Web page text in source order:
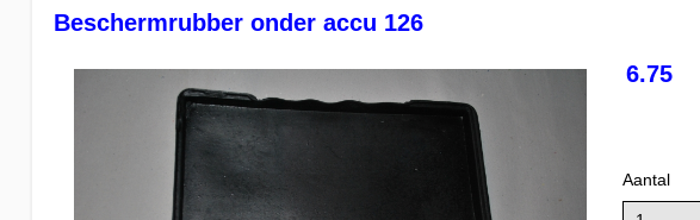
Beschermrubber onder accu 126
6.75
Aantal